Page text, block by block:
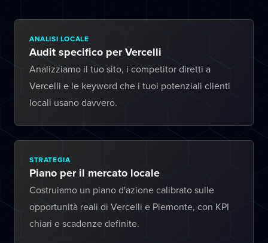
ANALISI LOCALE
Audit specifico per Vercelli
Analizziamo il tuo sito, i competitor diretti a
Vercelli e le keyword che i tuoi potenziali clienti
locali usano davvero.
STRATEGIA
Piano per il mercato locale
Costruiamo un piano d'azione calibrato sulle
opportunità reali di Vercelli e Piemonte, con KPI
chiari e scadenze definite.